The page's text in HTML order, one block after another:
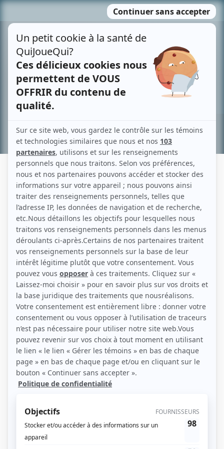
MENU
contenu
Recherche avancée »
VICKY BOUNADÈRE
Liens
Fiche de Vicky Bounadère sur Showbizz.net
Contributions
Lou et SophieProducteur
Lou et SophieProducteur exécutif
Faux départs Producteur
Faux départsProducteur exécutif
Ils vécurent heureux
Producteur
Je te tiensProducteur
In Memoriam Producteur
De Pierre en filleProducteur
De Pierre en filleProducteur exécutif
ChouchouProducteur